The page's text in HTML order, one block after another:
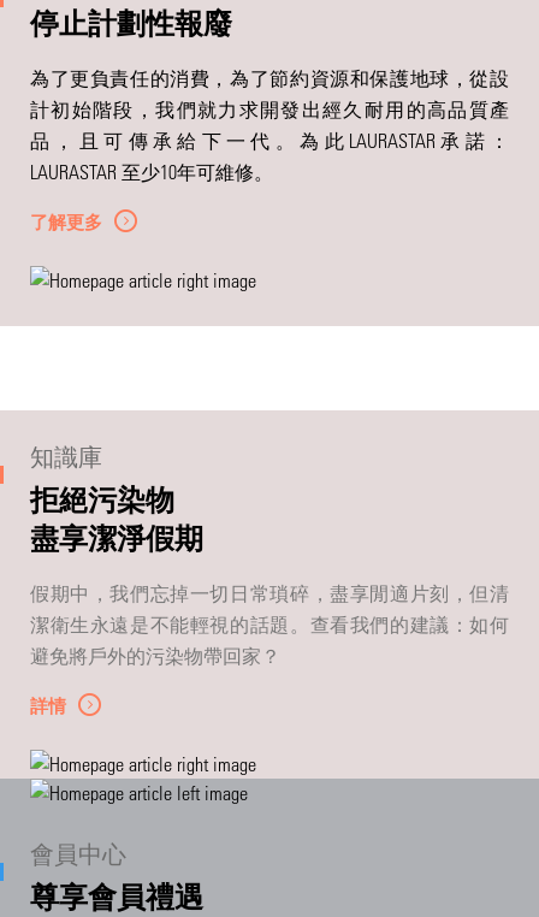
停止計劃性報廢
為了更負責任的消費，為了節約資源和保護地球，從設
計初始階段，我們就力求開發出經久耐用的高品質產
品，且可傳承給下一代。為此LAURASTAR承諾：
LAURASTAR 至少10年可維修。
了解更多
知識庫
拒絕污染物
盡享潔淨假期
假期中，我們忘掉一切日常瑣碎，盡享閒適片刻，但清
潔衛生永遠是不能輕視的話題。查看我們的建議：如何
避免將戶外的污染物帶回家？
詳情
會員中心
尊享會員禮遇